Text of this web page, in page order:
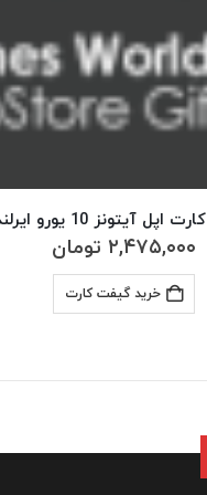
آیتونز 10 یورو ایرلند
۲,۴۷۵,۰۰۰ تومان
خرید گیفت کارت